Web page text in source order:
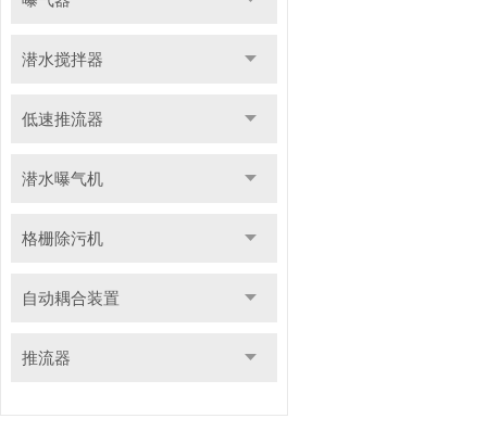
潜水搅拌器
低速推流器
潜水曝气机
格栅除污机
自动耦合装置
推流器